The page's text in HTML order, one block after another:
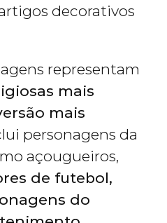
decorativos
representam
mais
mais
personagens da
açougueiros,
de futebol,
do